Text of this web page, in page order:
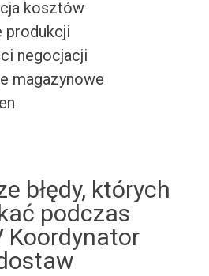
kosztów
produkcji
negocjacji
magazynowe
błędy, których
podczas
Koordynator